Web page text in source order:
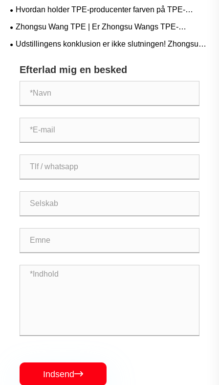
TPE-indkapsling?
Hvordan holder TPE-producenter farven på TPE-
råmaterialer ensartet?
Zhongsu Wang TPE | Er Zhongsu Wangs TPE-
sportsudstyr olie- og pletbestandigt?
Udstillingens konklusion er ikke slutningen! Zhongsu
vokser sideløbende med fremtidens fremstilling.
Efterlad mig en besked
Indsend